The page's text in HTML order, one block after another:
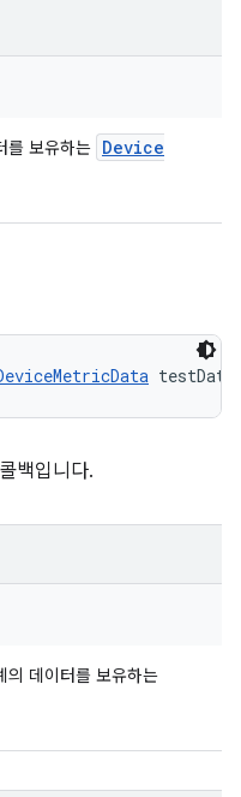
를 보유하는 Device
백입니다.
의 데이터를 보유하는